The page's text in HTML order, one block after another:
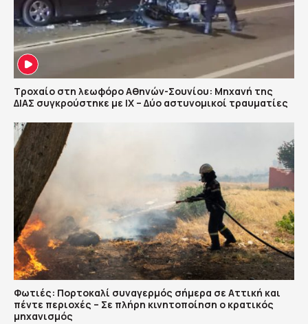
Τροχαίο στη λεωφόρο Αθηνών-Σουνίου: Μηχανή της
ΔΙΑΣ συγκρούστηκε με ΙΧ – Δύο αστυνομικοί τραυματίες
Φωτιές: Πορτοκαλί συναγερμός σήμερα σε Αττική και
πέντε περιοχές – Σε πλήρη κινητοποίηση ο κρατικός
μηχανισμός